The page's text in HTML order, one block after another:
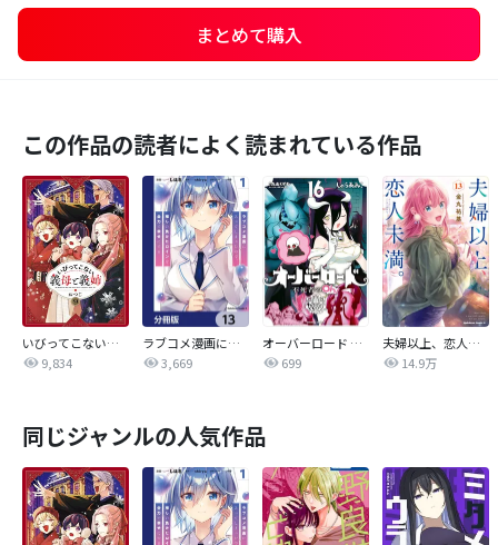
まとめて購入
この作品の読者によく読まれている作品
いびってこない義母と義姉
9,834
ラブコメ漫画に入ってしまったので、推しの負けヒロインを全力で幸せにする【分冊版】
3,669
オーバーロード 不死者のOh!
699
夫婦以上、恋人未満。【分冊版】
14.9万
同じジャンルの人気作品